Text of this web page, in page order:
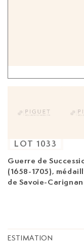
Guerre de
(1658-1705),
de Savoie-
LOT 1033
ESTIMATION